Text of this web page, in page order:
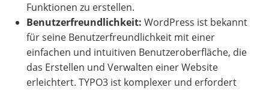
Funktionen zu erstellen.
Benutzerfreundlichkeit: WordPress ist bekannt
für seine Benutzerfreundlichkeit mit einer
einfachen und intuitiven Benutzeroberfläche, die
das Erstellen und Verwalten einer Website
erleichtert. TYPO3 ist komplexer und erfordert